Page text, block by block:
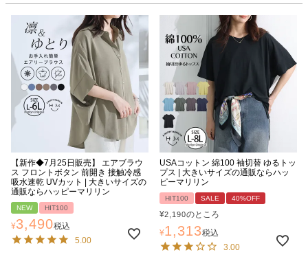
【新作◆7月25日販売】 エアブラウ
ス フロントボタン 前開き 接触冷感
吸水速乾 UVカット | 大きいサイズの
通販ならハッピーマリリン
NEW HIT100
¥3,490税込
5.00
USAコットン 綿100 袖切替 ゆるトッ
プス | 大きいサイズの通販ならハッ
ピーマリリン
HIT100 SALE 40%OFF
¥2,190のところ
¥1,313税込
3.00